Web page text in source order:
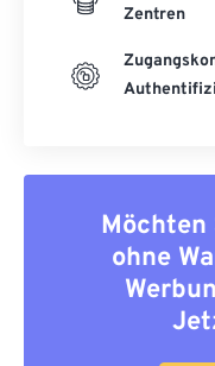
Zentren
Möchten
ohne